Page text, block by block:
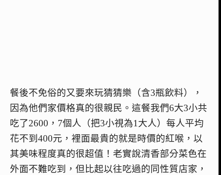
餐後不免俗的又要來玩猜猜樂（含3瓶飲料），
因為他們家價格真的很親民。這餐我們6大3小共
吃了2600，7個人（把3小視為1大人）每人平均
花不到400元，裡面最貴的就是時價的紅喉，以
其美味程度真的很超值！老實說清香部分菜色在
外面不難吃到，但比起以往吃過的同性質店家，